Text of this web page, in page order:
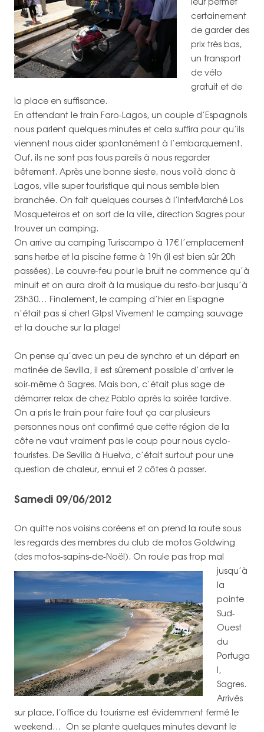
certainement
de garder des
prix très bas,
un transport
de vélo
gratuit et de
la place en suffisance.
En attendant le train Faro-Lagos, un couple d’Espagnols
nous parlent quelques minutes et cela suffira pour qu’ils
viennent nous aider spontanément à l’embarquement.
Ouf, ils ne sont pas tous pareils à nous regarder
bêtement. Après une bonne sieste, nous voilà donc à
Lagos, ville super touristique qui nous semble bien
branchée. On fait quelques courses à l’InterMarché Los
Mosqueteiros et on sort de la ville, direction Sagres pour
trouver un camping.
On arrive au camping Turiscampo à 17€ l’emplacement
sans herbe et la piscine ferme à 19h (il est bien sûr 20h
passées). Le couvre-feu pour le bruit ne commence qu’à
minuit et on aura droit à la musique du resto-bar jusqu’à
23h30… Finalement, le camping d’hier en Espagne
n’était pas si cher! Glps! Vivement le camping sauvage
et la douche sur la plage!
On pense qu’avec un peu de synchro et un départ en
matinée de Sevilla, il est sûrement possible d’arriver le
soir-même à Sagres. Mais bon, c’était plus sage de
démarrer relax de chez Pablo après la soirée tardive.
On a pris le train pour faire tout ça car plusieurs
personnes nous ont confirmé que cette région de la
côte ne vaut vraiment pas le coup pour nous cyclo-
touristes. De Sevilla à Huelva, c’était surtout pour une
question de chaleur, ennui et 2 côtes à passer.
Samedi 09/06/2012
On quitte nos voisins coréens et on prend la route sous
les regards des membres du club de motos Goldwing
(des motos-sapins-de-Noël). On roule pas trop mal
jusqu’à
la
pointe
Sud-
Ouest
du
Portuga
l,
Sagres.
Arrivés
sur place, l’office du tourisme est évidemment fermé le
weekend… On se plante quelques minutes devant le